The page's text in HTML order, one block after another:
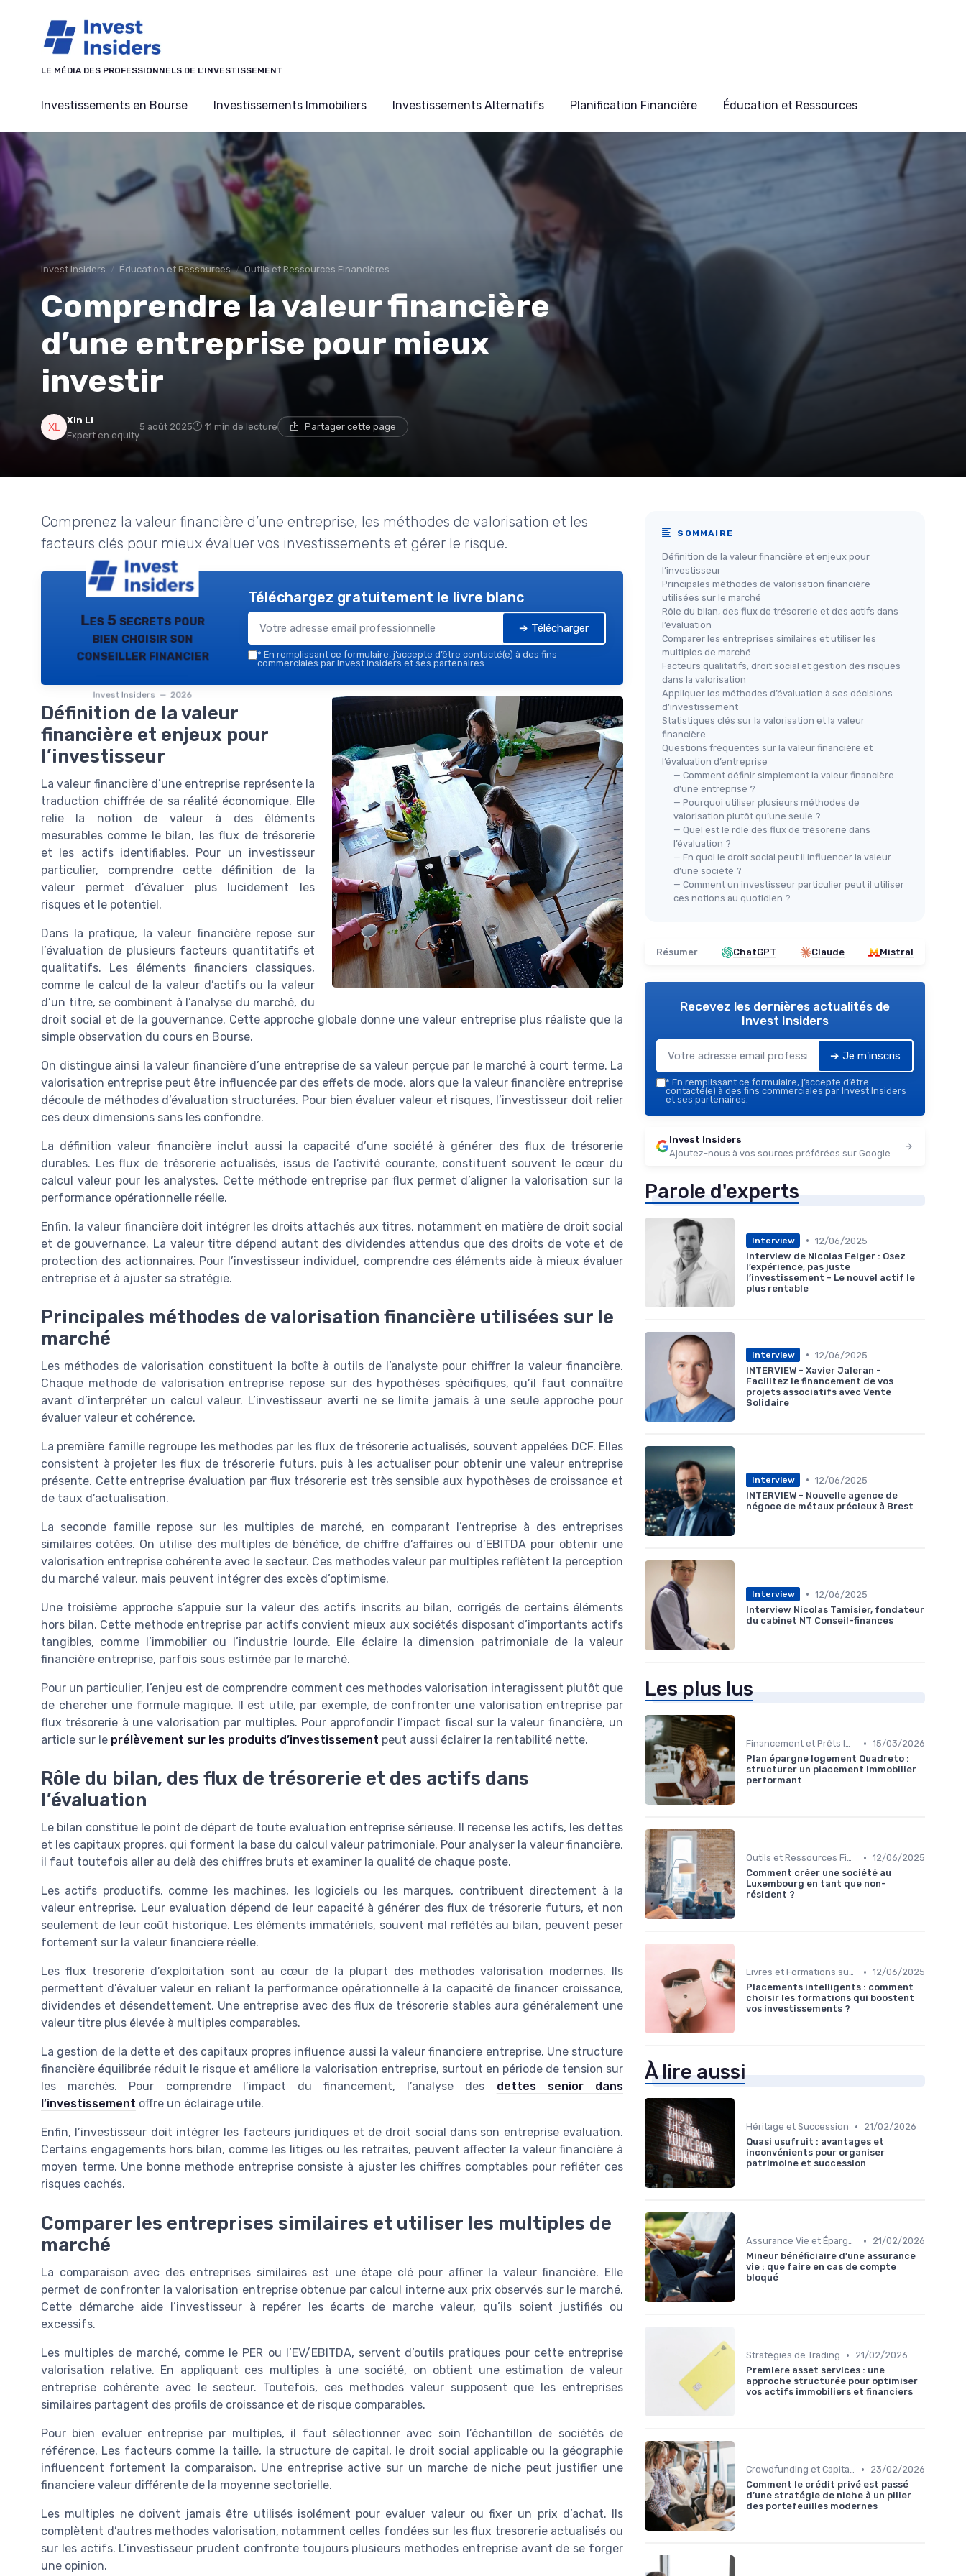
LE MÉDIA DES PROFESSIONNELS DE L'INVESTISSEMENT
Investissements en Bourse Investissements Immobiliers Investissements Alternatifs Planification Financière Éducation et Ressources
Invest Insiders Éducation et Ressources Outils et Ressources Financières
Comprendre la valeur financière
d’une entreprise pour mieux
investir
Xin Li
Expert en equity
5 août 2025 11 min de lecture Partager cette page
Comprenez la valeur financière d’une entreprise, les méthodes de valorisation et les
facteurs clés pour mieux évaluer vos investissements et gérer le risque.
Les 5 secrets pour
bien choisir son
conseiller financier
Invest Insiders — 2026
Téléchargez gratuitement le livre blanc
➔ Télécharger
* En remplissant ce formulaire, j’accepte d’être contacté(e) à des fins
commerciales par Invest Insiders et ses partenaires.
Définition de la valeur
financière et enjeux pour
l’investisseur
La valeur financière d’une entreprise représente la
traduction chiffrée de sa réalité économique. Elle
relie la notion de valeur à des éléments
mesurables comme le bilan, les flux de trésorerie
et les actifs identifiables. Pour un investisseur
particulier, comprendre cette définition de la
valeur permet d’évaluer plus lucidement les
risques et le potentiel.
Dans la pratique, la valeur financière repose sur
l’évaluation de plusieurs facteurs quantitatifs et
qualitatifs. Les éléments financiers classiques,
comme le calcul de la valeur d’actifs ou la valeur
d’un titre, se combinent à l’analyse du marché, du
droit social et de la gouvernance. Cette approche globale donne une valeur entreprise plus réaliste que la
simple observation du cours en Bourse.
On distingue ainsi la valeur financière d’une entreprise de sa valeur perçue par le marché à court terme. La
valorisation entreprise peut être influencée par des effets de mode, alors que la valeur financière entreprise
découle de méthodes d’évaluation structurées. Pour bien évaluer valeur et risques, l’investisseur doit relier
ces deux dimensions sans les confondre.
La définition valeur financière inclut aussi la capacité d’une société à générer des flux de trésorerie
durables. Les flux de trésorerie actualisés, issus de l’activité courante, constituent souvent le cœur du
calcul valeur pour les analystes. Cette méthode entreprise par flux permet d’aligner la valorisation sur la
performance opérationnelle réelle.
Enfin, la valeur financière doit intégrer les droits attachés aux titres, notamment en matière de droit social
et de gouvernance. La valeur titre dépend autant des dividendes attendus que des droits de vote et de
protection des actionnaires. Pour l’investisseur individuel, comprendre ces éléments aide à mieux évaluer
entreprise et à ajuster sa stratégie.
Principales méthodes de valorisation financière utilisées sur le
marché
Les méthodes de valorisation constituent la boîte à outils de l’analyste pour chiffrer la valeur financière.
Chaque methode de valorisation entreprise repose sur des hypothèses spécifiques, qu’il faut connaître
avant d’interpréter un calcul valeur. L’investisseur averti ne se limite jamais à une seule approche pour
évaluer valeur et cohérence.
La première famille regroupe les methodes par les flux de trésorerie actualisés, souvent appelées DCF. Elles
consistent à projeter les flux de trésorerie futurs, puis à les actualiser pour obtenir une valeur entreprise
présente. Cette entreprise évaluation par flux trésorerie est très sensible aux hypothèses de croissance et
de taux d’actualisation.
La seconde famille repose sur les multiples de marché, en comparant l’entreprise à des entreprises
similaires cotées. On utilise des multiples de bénéfice, de chiffre d’affaires ou d’EBITDA pour obtenir une
valorisation entreprise cohérente avec le secteur. Ces methodes valeur par multiples reflètent la perception
du marché valeur, mais peuvent intégrer des excès d’optimisme.
Une troisième approche s’appuie sur la valeur des actifs inscrits au bilan, corrigés de certains éléments
hors bilan. Cette methode entreprise par actifs convient mieux aux sociétés disposant d’importants actifs
tangibles, comme l’immobilier ou l’industrie lourde. Elle éclaire la dimension patrimoniale de la valeur
financière entreprise, parfois sous estimée par le marché.
Pour un particulier, l’enjeu est de comprendre comment ces methodes valorisation interagissent plutôt que
de chercher une formule magique. Il est utile, par exemple, de confronter une valorisation entreprise par
flux trésorerie à une valorisation par multiples. Pour approfondir l’impact fiscal sur la valeur financière, un
article sur le prélèvement sur les produits d’investissement peut aussi éclairer la rentabilité nette.
Rôle du bilan, des flux de trésorerie et des actifs dans
l’évaluation
Le bilan constitue le point de départ de toute evaluation entreprise sérieuse. Il recense les actifs, les dettes
et les capitaux propres, qui forment la base du calcul valeur patrimoniale. Pour analyser la valeur financière,
il faut toutefois aller au delà des chiffres bruts et examiner la qualité de chaque poste.
Les actifs productifs, comme les machines, les logiciels ou les marques, contribuent directement à la
valeur entreprise. Leur evaluation dépend de leur capacité à générer des flux de trésorerie futurs, et non
seulement de leur coût historique. Les éléments immatériels, souvent mal reflétés au bilan, peuvent peser
fortement sur la valeur financiere réelle.
Les flux tresorerie d’exploitation sont au cœur de la plupart des methodes valorisation modernes. Ils
permettent d’évaluer valeur en reliant la performance opérationnelle à la capacité de financer croissance,
dividendes et désendettement. Une entreprise avec des flux de trésorerie stables aura généralement une
valeur titre plus élevée à multiples comparables.
La gestion de la dette et des capitaux propres influence aussi la valeur financiere entreprise. Une structure
financière équilibrée réduit le risque et améliore la valorisation entreprise, surtout en période de tension sur
les marchés. Pour comprendre l’impact du financement, l’analyse des dettes senior dans
l’investissement offre un éclairage utile.
Enfin, l’investisseur doit intégrer les facteurs juridiques et de droit social dans son entreprise evaluation.
Certains engagements hors bilan, comme les litiges ou les retraites, peuvent affecter la valeur financière à
moyen terme. Une bonne methode entreprise consiste à ajuster les chiffres comptables pour refléter ces
risques cachés.
Comparer les entreprises similaires et utiliser les multiples de
marché
La comparaison avec des entreprises similaires est une étape clé pour affiner la valeur financière. Elle
permet de confronter la valorisation entreprise obtenue par calcul interne aux prix observés sur le marché.
Cette démarche aide l’investisseur à repérer les écarts de marche valeur, qu’ils soient justifiés ou
excessifs.
Les multiples de marché, comme le PER ou l’EV/EBITDA, servent d’outils pratiques pour cette entreprise
valorisation relative. En appliquant ces multiples à une société, on obtient une estimation de valeur
entreprise cohérente avec le secteur. Toutefois, ces methodes valeur supposent que les entreprises
similaires partagent des profils de croissance et de risque comparables.
Pour bien evaluer entreprise par multiples, il faut sélectionner avec soin l’échantillon de sociétés de
référence. Les facteurs comme la taille, la structure de capital, le droit social applicable ou la géographie
influencent fortement la comparaison. Une entreprise active sur un marche de niche peut justifier une
financiere valeur différente de la moyenne sectorielle.
Les multiples ne doivent jamais être utilisés isolément pour evaluer valeur ou fixer un prix d’achat. Ils
complètent d’autres methodes valorisation, notamment celles fondées sur les flux tresorerie actualisés ou
sur les actifs. L’investisseur prudent confronte toujours plusieurs methodes entreprise avant de se forger
une opinion.
SOMMAIRE
Définition de la valeur financière et enjeux pour
l’investisseur
Principales méthodes de valorisation financière
utilisées sur le marché
Rôle du bilan, des flux de trésorerie et des actifs dans
l’évaluation
Comparer les entreprises similaires et utiliser les
multiples de marché
Facteurs qualitatifs, droit social et gestion des risques
dans la valorisation
Appliquer les méthodes d’évaluation à ses décisions
d’investissement
Statistiques clés sur la valorisation et la valeur
financière
Questions fréquentes sur la valeur financière et
l’évaluation d’entreprise
— Comment définir simplement la valeur financière
d’une entreprise ?
— Pourquoi utiliser plusieurs méthodes de
valorisation plutôt qu’une seule ?
— Quel est le rôle des flux de trésorerie dans
l’évaluation ?
— En quoi le droit social peut il influencer la valeur
d’une société ?
— Comment un investisseur particulier peut il utiliser
ces notions au quotidien ?
Résumer ChatGPT Claude Mistral
Recevez les dernières actualités de
Invest Insiders
➔ Je m'inscris
* En remplissant ce formulaire, j’accepte d’être
contacté(e) à des fins commerciales par Invest Insiders
et ses partenaires.
Invest Insiders
Ajoutez-nous à vos sources préférées sur Google
Parole d'experts
Interview • 12/06/2025
Interview de Nicolas Felger : Osez
l’expérience, pas juste
l’investissement - Le nouvel actif le
plus rentable
Interview • 12/06/2025
INTERVIEW - Xavier Jaleran -
Facilitez le financement de vos
projets associatifs avec Vente
Solidaire
Interview • 12/06/2025
INTERVIEW - Nouvelle agence de
négoce de métaux précieux à Brest
Interview • 12/06/2025
Interview Nicolas Tamisier, fondateur
du cabinet NT Conseil-finances
Les plus lus
Financement et Prêts Immobiliers • 15/03/2026
Plan épargne logement Quadreto :
structurer un placement immobilier
performant
Outils et Ressources Financières • 12/06/2025
Comment créer une société au
Luxembourg en tant que non-
résident ?
Livres et Formations sur l'Investissement • 12/06/2025
Placements intelligents : comment
choisir les formations qui boostent
vos investissements ?
À lire aussi
Héritage et Succession •
21/02/2026
Quasi usufruit : avantages et
inconvénients pour organiser
patrimoine et succession
Assurance Vie et Épargne •
21/02/2026
Mineur bénéficiaire d’une assurance
vie : que faire en cas de compte
bloqué
Stratégies de Trading •
21/02/2026
Premiere asset services : une
approche structurée pour optimiser
vos actifs immobiliers et financiers
Crowdfunding et Capital Risque •
23/02/2026
Comment le crédit privé est passé
d’une stratégie de niche à un pilier
des portefeuilles modernes